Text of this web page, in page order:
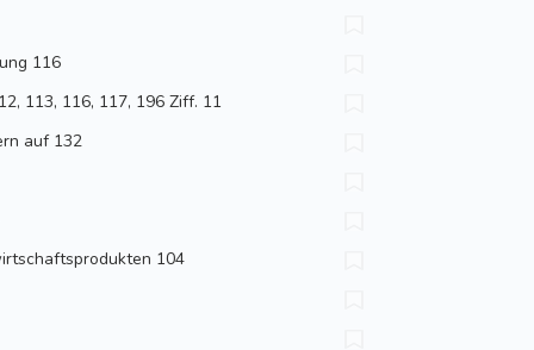
116
113, 116, 117, 196 Ziff. 11
auf 132
104